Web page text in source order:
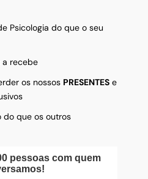
Psicologia do que o seu
a recebe
os nossos PRESENTESe
do que os outros
pessoas com quem